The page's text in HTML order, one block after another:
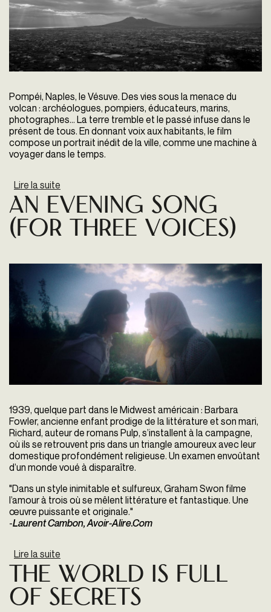
Pompéi, Naples, le Vésuve. Des vies sous la menace du
volcan : archéologues, pompiers, éducateurs, marins,
photographes… La terre tremble et le passé infuse dans le
présent de tous. En donnant voix aux habitants, le film
compose un portrait inédit de la ville, comme une machine à
voyager dans le temps.
Lire la suite
An Evening Song
(for three voices)
1939, quelque part dans le Midwest américain : Barbara
Fowler, ancienne enfant prodige de la littérature et son mari,
Richard, auteur de romans Pulp, s’installent à la campagne,
où ils se retrouvent pris dans un triangle amoureux avec leur
domestique profondément religieuse. Un examen envoûtant
d’un monde voué à disparaître.
"Dans un style inimitable et sulfureux, Graham Swon filme
l’amour à trois où se mêlent littérature et fantastique. Une
œuvre puissante et originale."
-Laurent Cambon, Avoir-Alire.Com
Lire la suite
The World is full
of secrets